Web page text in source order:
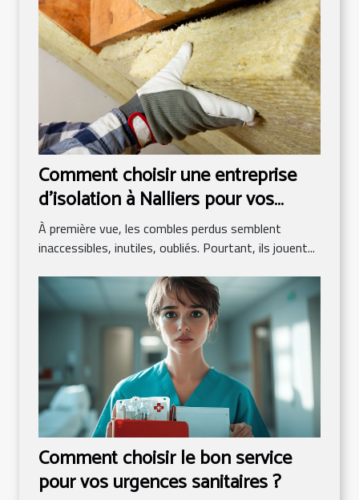
Comment choisir une entreprise
d’isolation à Nalliers pour vos
combles perdus ?
À première vue, les combles perdus semblent
inaccessibles, inutiles, oubliés. Pourtant, ils jouent...
Comment choisir le bon service
pour vos urgences sanitaires ?